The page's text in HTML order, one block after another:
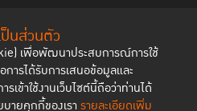
นส่วนตัว
เพื่อพัฒนาประสบการณ์การใช้
ารได้รับการเสนอข้อมูลและ
เข้าใช้งานเว็บไซต์นี้ถือว่าท่านได้
ายคุกกี้ของเรา รายละเอียดเพิ่ม